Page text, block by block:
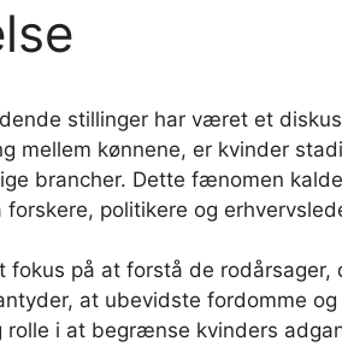
stillinger har været et
mellem kønnene, er kvinder
brancher. Dette fænomen
politikere og
på at forstå de rodårsager,
at ubevidste fordomme
i at begrænse kvinders